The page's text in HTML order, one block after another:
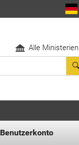
Alle Ministerien
Benutzerkonto